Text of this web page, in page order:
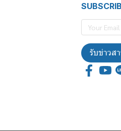
รับข่าวส